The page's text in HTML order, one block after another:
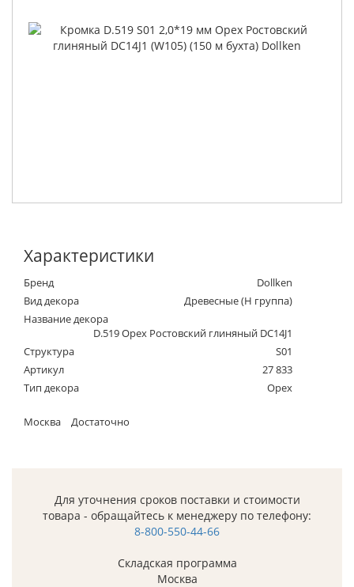
Характеристики
Бренд
Dollken
Вид декора
Древесные (Н группа)
Название декора
D.519 Орех Ростовский глиняный DC14J1
Структура
S01
Артикул
27 833
Тип декора
Орех
Москва Достаточно
Для уточнения сроков поставки и стоимости
товара - обращайтесь к менеджеру по телефону:
8-800-550-44-66
Складская программа
Москва